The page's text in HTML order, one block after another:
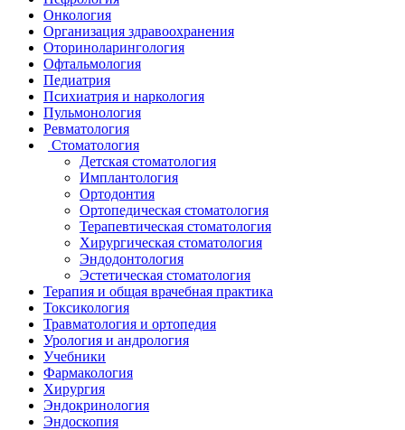
Онкология
Организация здравоохранения
Оториноларингология
Офтальмология
Педиатрия
Психиатрия и наркология
Пульмонология
Ревматология
Стоматология
Детская стоматология
Имплантология
Ортодонтия
Ортопедическая стоматология
Терапевтическая стоматология
Хирургическая стоматология
Эндодонтология
Эстетическая стоматология
Терапия и общая врачебная практика
Токсикология
Травматология и ортопедия
Урология и андрология
Учебники
Фармакология
Хирургия
Эндокринология
Эндоскопия